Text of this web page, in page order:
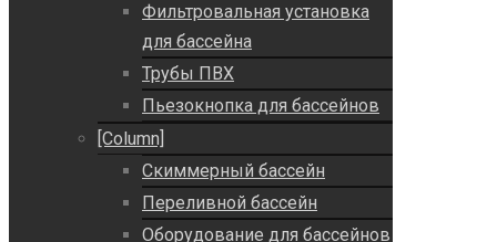
Фильтровальная установка
для бассейна
Трубы ПВХ
Пьезокнопка для бассейнов
[Column]
Скиммерный бассейн
Переливной бассейн
Оборудование для бассейнов